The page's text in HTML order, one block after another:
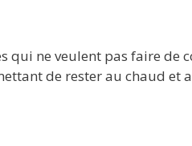
qui ne veulent pas faire de
de rester au chaud et